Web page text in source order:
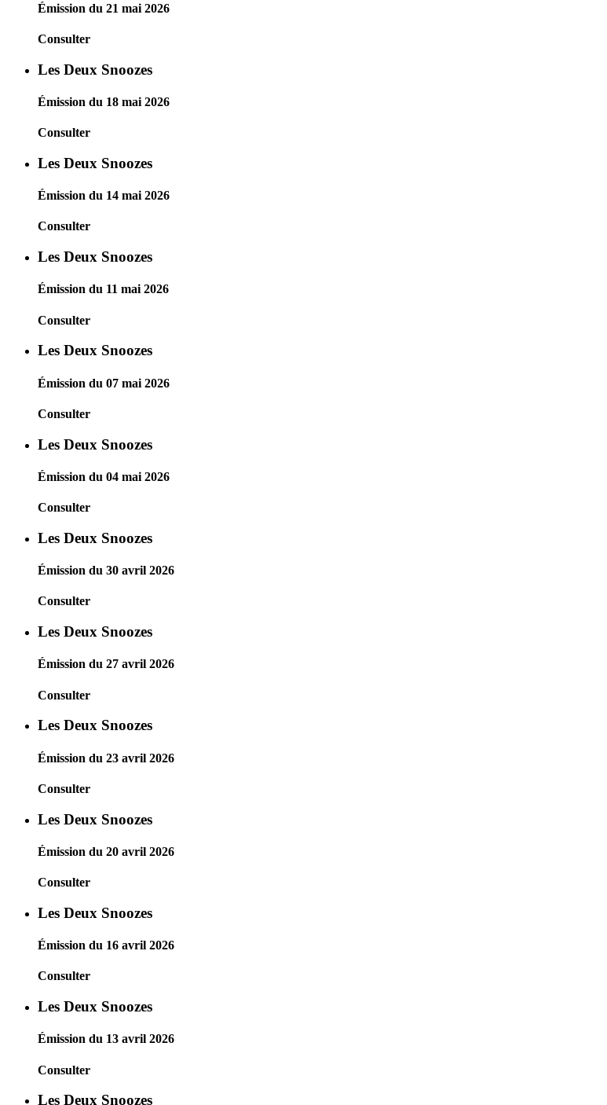
Émission du 21 mai 2026
Consulter
Les Deux Snoozes
Émission du 18 mai 2026
Consulter
Les Deux Snoozes
Émission du 14 mai 2026
Consulter
Les Deux Snoozes
Émission du 11 mai 2026
Consulter
Les Deux Snoozes
Émission du 07 mai 2026
Consulter
Les Deux Snoozes
Émission du 04 mai 2026
Consulter
Les Deux Snoozes
Émission du 30 avril 2026
Consulter
Les Deux Snoozes
Émission du 27 avril 2026
Consulter
Les Deux Snoozes
Émission du 23 avril 2026
Consulter
Les Deux Snoozes
Émission du 20 avril 2026
Consulter
Les Deux Snoozes
Émission du 16 avril 2026
Consulter
Les Deux Snoozes
Émission du 13 avril 2026
Consulter
Les Deux Snoozes